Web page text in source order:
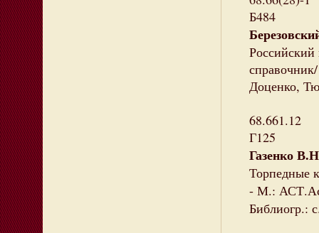
Б484
Доценко,
68.661.12
Г125
Газенко
Торпедные
- М.:
Библиогр.: